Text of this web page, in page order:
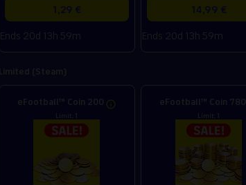
1,29 €
Ends 20d 13h 59m
14,99 €
Ends 20d 13h 59m
eFootball™ Coin 200
Limit: 1
eFootball™ Coin 780
Limit: 1